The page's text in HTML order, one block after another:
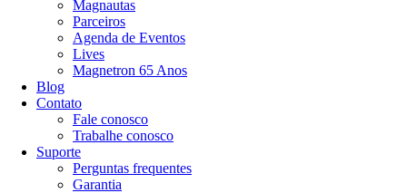
Magnautas
Parceiros
Agenda de Eventos
Lives
Magnetron 65 Anos
Blog
Contato
Fale conosco
Trabalhe conosco
Suporte
Perguntas frequentes
Garantia